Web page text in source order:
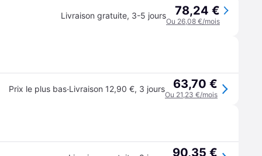
Livraison gratuite, 3-5 jours 78,24 €
Ou 26,08 €/mois
Prix le plus bas·Livraison 12,90 €, 3 jours 63,70 €
Ou 21,23 €/mois
90,35 €